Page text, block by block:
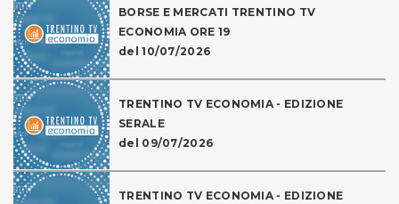
BORSE E MERCATI TRENTINO TV
ECONOMIA ORE 19
del 10/07/2026
TRENTINO TV ECONOMIA - EDIZIONE
SERALE
del 09/07/2026
TRENTINO TV ECONOMIA - EDIZIONE